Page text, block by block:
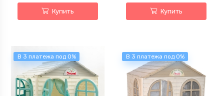
Купить Купить
В 3 платежа под 0% В 3 платежа под 0%